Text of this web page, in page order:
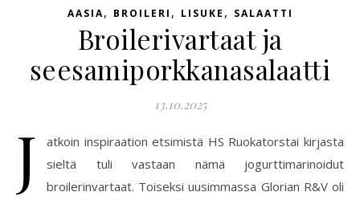
AASIA, BROILERI , LISUKE , SALAATTI
Broilerivartaat ja
seesamiporkkanasalaatti
13.10.2025
J
atkoin inspiraation etsimistä HS Ruokatorstai kirjasta
sieltä tuli vastaan nämä jogurttimarinoidut
broilerinvartaat. Toiseksi uusimmassa Glorian R&V oli